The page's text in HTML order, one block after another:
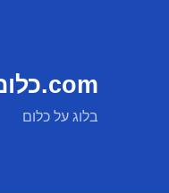
com.כלום
בלוג על כלום